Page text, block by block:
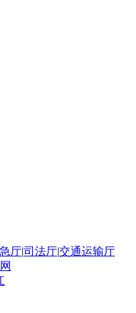
厅|司法厅|交通运输厅